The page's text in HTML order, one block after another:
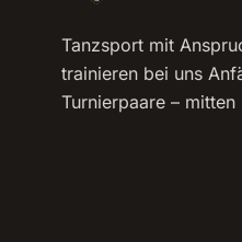
Tanzsport mit
trainieren bei uns
Turnierpaare – mitten